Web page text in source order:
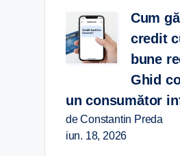
Cum
credit
bune
Ghid
un consumător
de Constantin Preda
iun. 18, 2026